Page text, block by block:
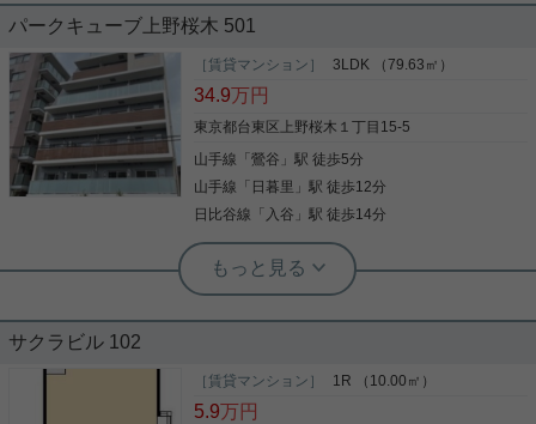
数少ない楽器演奏可能な物件が、この度募集となり
ました！！ ＡＭ８時からＰＭ１１時まで演奏が可能
と、 スタジオを借りる手間も省けます。 指定の時間
でしたら、お好きなタイミングで練習が出来ちゃ
ね！ このお部屋で、思う存分演奏に取り組んで下さ
い！
写真(9)
パークキューブ上野桜木 501
［賃貸マンション］ 3LDK （79.63㎡）
34.9万円
東京都台東区上野桜木１丁目15-5
山手線 「鶯谷 」駅 徒歩5分
山手線 「 日暮里 」駅 徒歩12分
日比谷線 「 入谷 」駅 徒歩14分
根津駅前センター（実用根津ホーム株式会社 根津駅前センター） スタ
ッフ小西
高台エリアの上野桜木築浅マンション
上野桜木エリアでは珍しい３ＬＤＫタイプが募集開
始 ２０２１年築で設備も充実しています。 南東向き
サクラビル 102
［賃貸マンション］ 1R （10.00㎡）
5.9万円